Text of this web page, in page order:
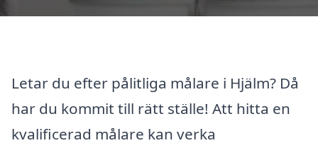
Letar du efter pålitliga målare i Hjälm? Då
har du kommit till rätt ställe! Att hitta en
kvalificerad målare kan verka